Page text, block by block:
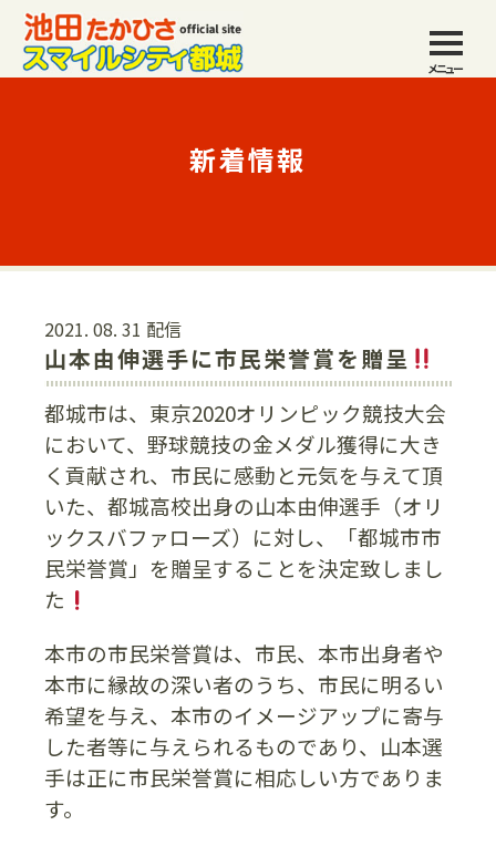
メニュー
新着情報
2021. 08. 31 配信
山本由伸選手に市民栄誉賞を贈呈
都城市は、東京2020オリンピック競技大会
において、野球競技の金メダル獲得に大き
く貢献され、市民に感動と元気を与えて頂
いた、都城高校出身の山本由伸選手（オリ
ックスバファローズ）に対し、「都城市市
民栄誉賞」を贈呈することを決定致しまし
た
本市の市民栄誉賞は、市民、本市出身者や
本市に縁故の深い者のうち、市民に明るい
希望を与え、本市のイメージアップに寄与
した者等に与えられるものであり、山本選
手は正に市民栄誉賞に相応しい方でありま
す。